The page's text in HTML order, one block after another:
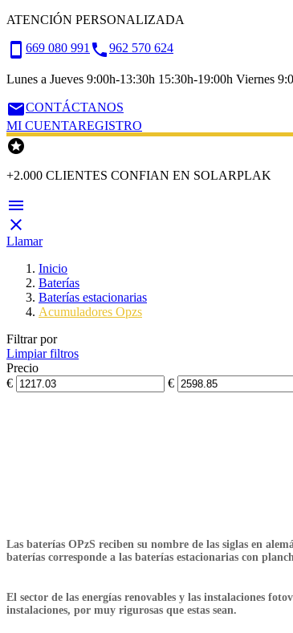
ATENCIÓN PERSONALIZADA
smartphone 669 080 991 call962 570 624
Lunes a Jueves 9:00h-13:30h 15:30h-19:00h Viernes
emailCONTÁCTANOS
MI CUENTAREGISTRO

+2.000 CLIENTES CONFIAN EN SOLARPLAK


Llamar
Inicio
Baterías
Baterías estacionarias
Acumuladores Opzs
Filtrar por
Limpiar filtros
Precio
€
€
Las baterías OPzS reciben su nombre de las siglas en
baterías corresponde a las baterías estacionarias con
El sector de las energías renovables y las instalaciones
instalaciones, por muy rigurosas que estas sean.